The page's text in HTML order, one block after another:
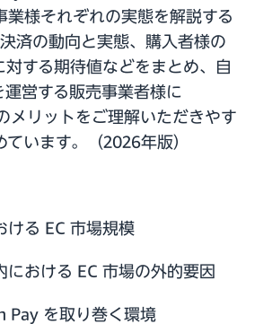
業様それぞれの実態を解説する
済の動向と実態、購入者様の
する期待値などをまとめ、自
運営する販売事業者様に
メリットをご理解いただきやす
ています。（2026年版）
ける EC 市場規模
における EC 市場の外的要因
Pay を取り巻く環境